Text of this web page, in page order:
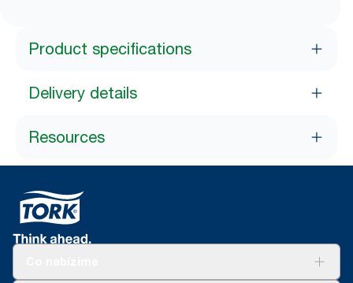
Product specifications
Delivery details
Resources